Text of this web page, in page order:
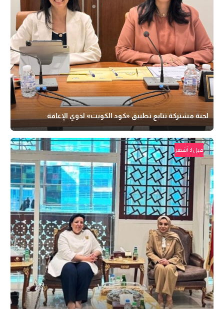
لجنة مشتركة تتابع تطبيق «كود الكويت» لذوي الإعاقة
قبل 3 أشهر